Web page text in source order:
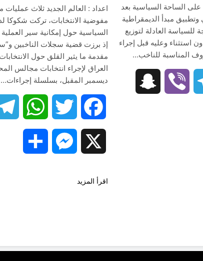
الساحة السياسية بعد
مبدأ الديمقراطية
للسياسة العادلة لتوزيع
استثناء وعليه قبل إجراء
المناسبة للناخب…
Telegram
Viber
Snapchat
اعداد : العالم الجديد ثلاث عمليات
مفوضية الانتخابات، تركت شكوكا
السياسية حول إمكانية سير
إذ برزت قضية سجلات الناخبين
مقدمة ما يثير القلق حول
العراق لإجراء انتخابات مجالس
ديسمبر المقبل، بسلسلة إجراءات…
Facebook
Twitter
Messenger
اقرأ المزيد